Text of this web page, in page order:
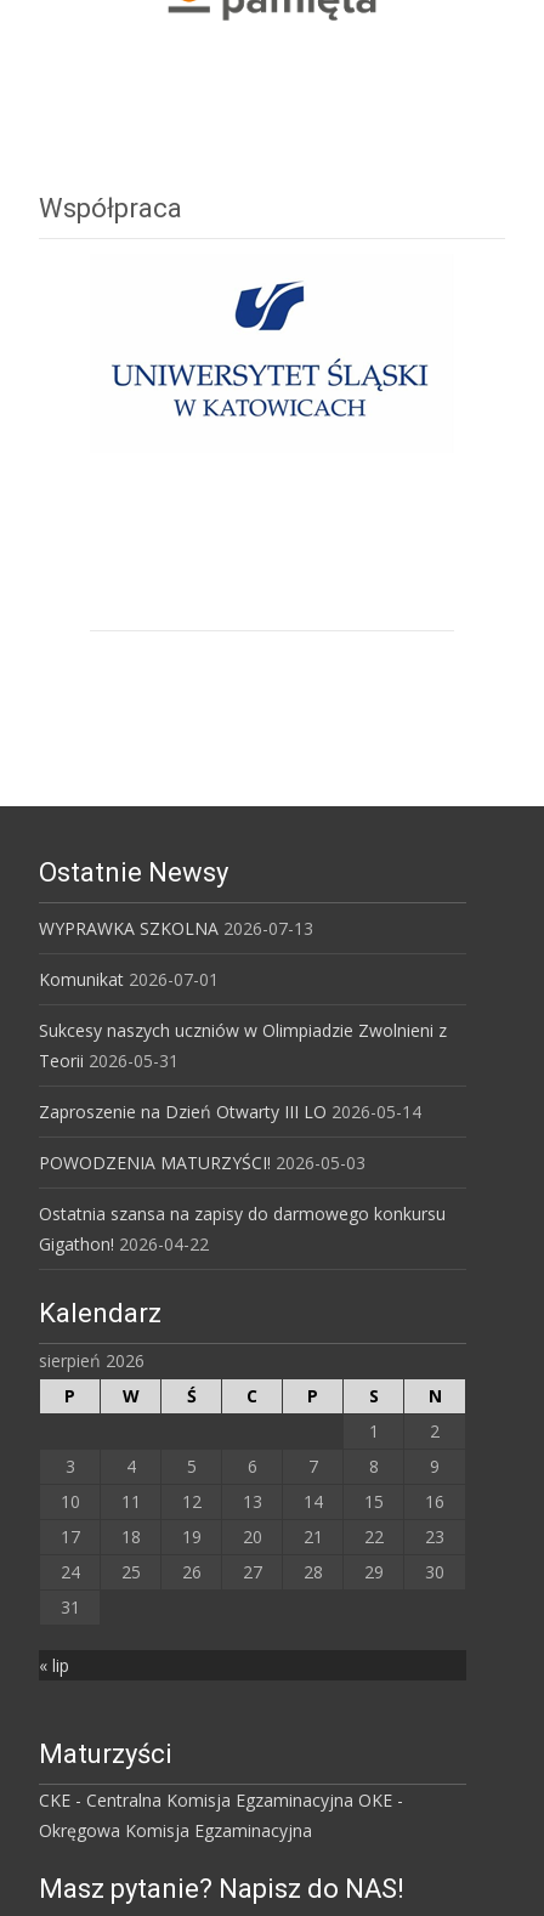
Współpraca
Ostatnie Newsy
WYPRAWKA SZKOLNA 2026-07-13
Komunikat 2026-07-01
Sukcesy naszych uczniów w Olimpiadzie Zwolnieni z
Teorii 2026-05-31
Zaproszenie na Dzień Otwarty III LO 2026-05-14
POWODZENIA MATURZYŚCI! 2026-05-03
Ostatnia szansa na zapisy do darmowego konkursu
Gigathon! 2026-04-22
Kalendarz
sierpień 2026
P
W Ś C P S
N
1
2
3
4 5 6 7 8
9
10
11 12 13 14 15
16
17
18 19 20 21 22
23
24
25 26 27 28 29
30
31
« lip
Maturzyści
CKE - Centralna Komisja Egzaminacyjna OKE -
Okręgowa Komisja Egzaminacyjna
Masz pytanie? Napisz do NAS!